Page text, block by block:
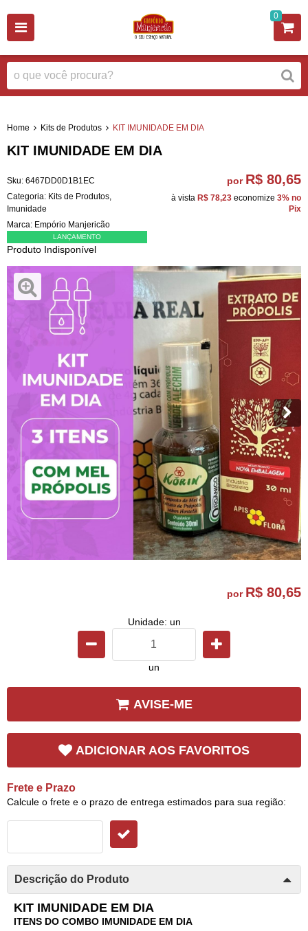
0
Home Kits de Produtos KIT IMUNIDADE EM DIA
KIT IMUNIDADE EM DIA
Sku: 6467DD0D1B1EC
Categoria: Kits de Produtos
Imunidade
Marca: Empório Manjericão
LANÇAMENTO
Produto Indisponível
por R$ 80,65
à vista R$ 78,23 economize 3% no
Pix
por R$ 80,65
Unidade: un
un
AVISE-ME
ADICIONAR AOS FAVORITOS
Frete e Prazo
Calcule o frete e o prazo de entrega estimados para sua região:
Descrição do Produto
KIT IMUNIDADE EM DIA
ITENS DO COMBO IMUNIDADE EM DIA